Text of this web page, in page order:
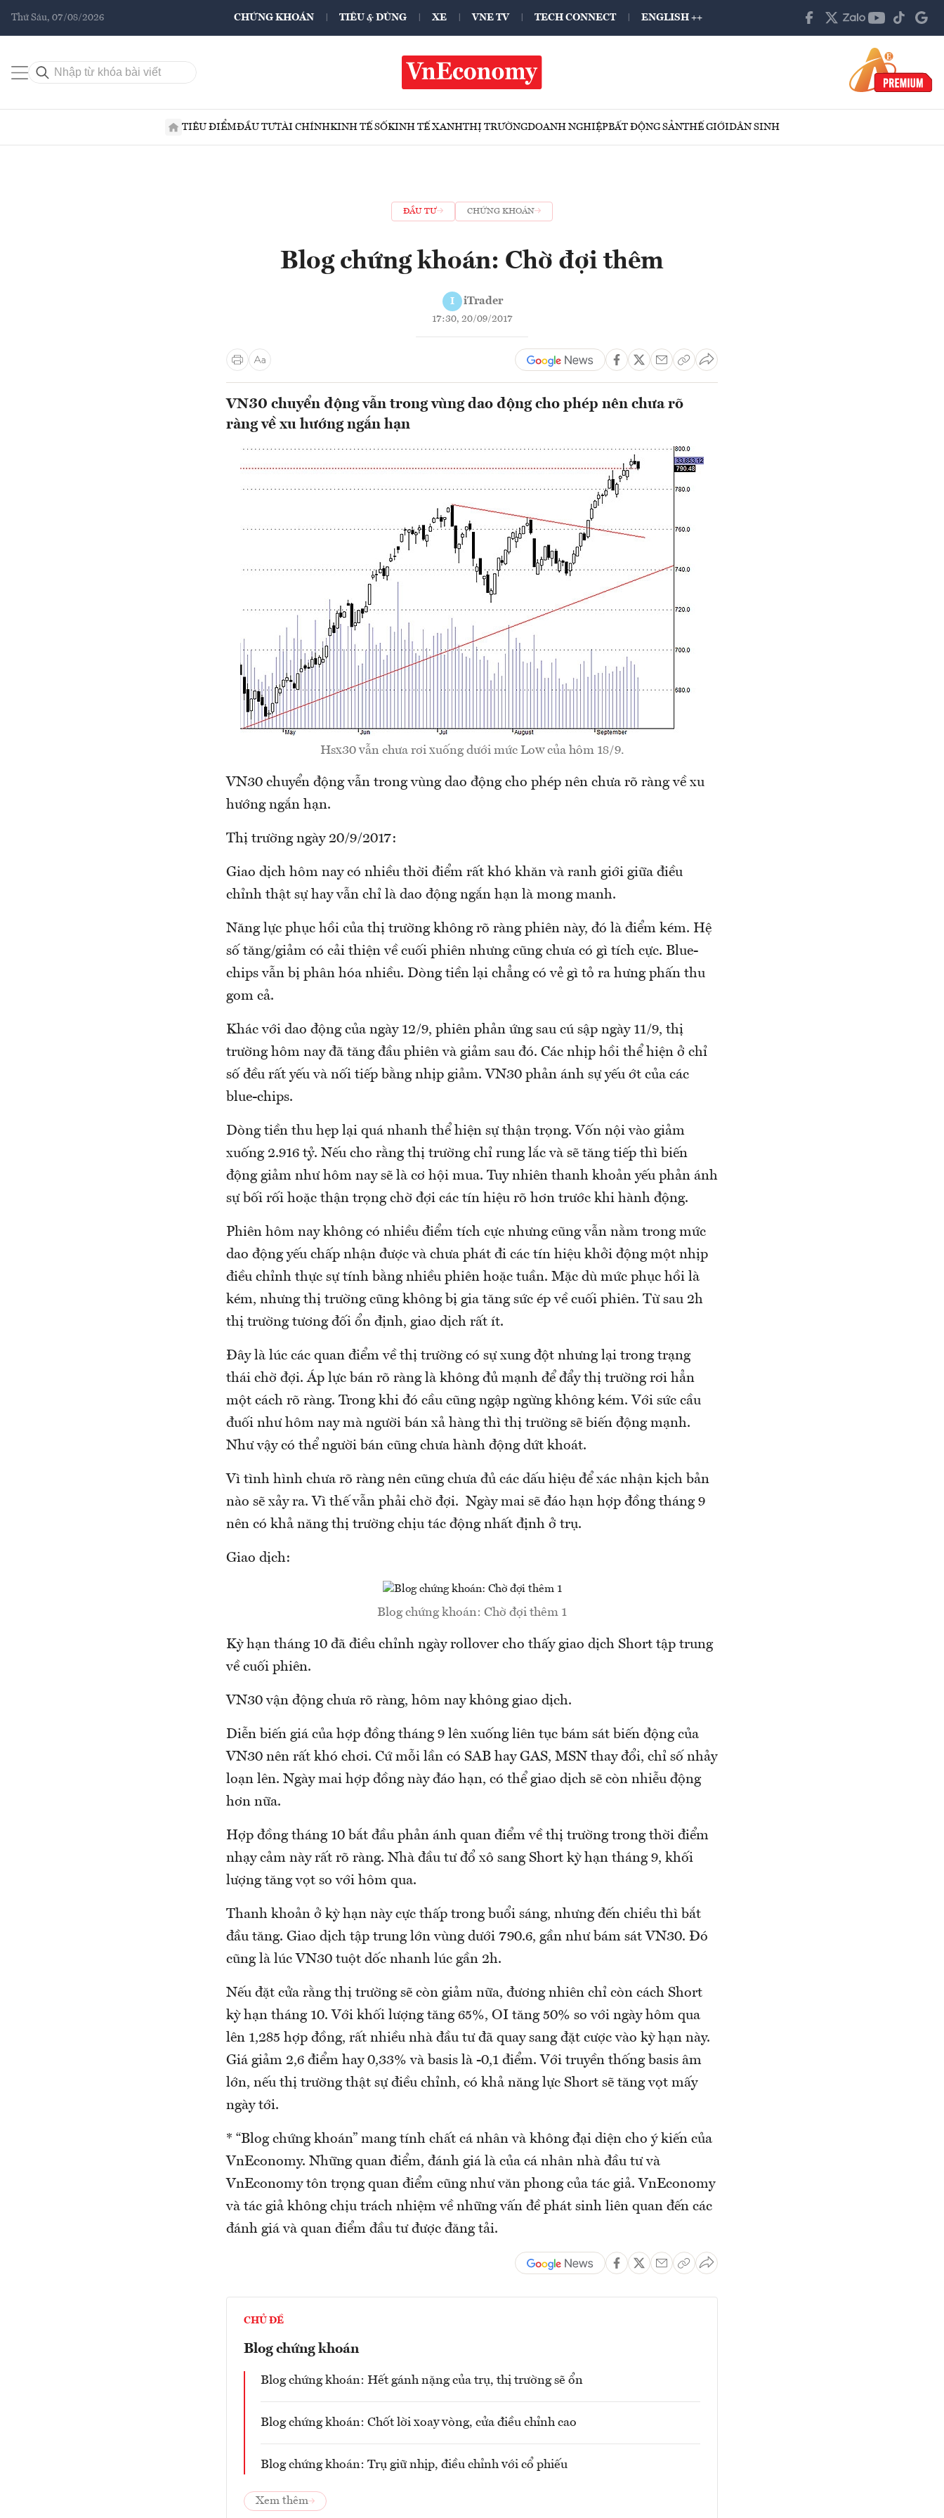
Thứ Sáu, 07/08/2026 CHỨNG KHOÁN TIÊU & DÙNG XE VNE TV TECH CONNECT ENGLISH ++
TIÊU ĐIỂMĐẦU TƯTÀI CHÍNHKINH TẾ SỐKINH TẾ XANHTHỊ TRƯỜNGDOANH NGHIỆPBẤT ĐỘNG SẢNTHẾ GIỚIDÂN SINH
ĐẦU TƯ CHỨNG KHOÁN
Blog chứng khoán: Chờ đợi thêm
I iTrader
17:30, 20/09/2017
VN30 chuyển động vẫn trong vùng dao động cho phép nên chưa rõ
ràng về xu hướng ngắn hạn
Hsx30 vẫn chưa rơi xuống dưới mức Low của hôm 18/9.
VN30 chuyển động vẫn trong vùng dao động cho phép nên chưa rõ ràng về xu
hướng ngắn hạn.
Thị trường ngày 20/9/2017:
Giao dịch hôm nay có nhiều thời điểm rất khó khăn và ranh giới giữa điều
chỉnh thật sự hay vẫn chỉ là dao động ngắn hạn là mong manh.
Năng lực phục hồi của thị trường không rõ ràng phiên này, đó là điểm kém. Hệ
số tăng/giảm có cải thiện về cuối phiên nhưng cũng chưa có gì tích cực. Blue-
chips vẫn bị phân hóa nhiều. Dòng tiền lại chẳng có vẻ gì tỏ ra hưng phấn thu
gom cả.
Khác với dao động của ngày 12/9, phiên phản ứng sau cú sập ngày 11/9, thị
trường hôm nay đã tăng đầu phiên và giảm sau đó. Các nhịp hồi thể hiện ở chỉ
số đều rất yếu và nối tiếp bằng nhịp giảm. VN30 phản ánh sự yếu ớt của các
blue-chips.
Dòng tiền thu hẹp lại quá nhanh thể hiện sự thận trọng. Vốn nội vào giảm
xuống 2.916 tỷ. Nếu cho rằng thị trường chỉ rung lắc và sẽ tăng tiếp thì biến
động giảm như hôm nay sẽ là cơ hội mua. Tuy nhiên thanh khoản yếu phản ánh
sự bối rối hoặc thận trọng chờ đợi các tín hiệu rõ hơn trước khi hành động.
Phiên hôm nay không có nhiều điểm tích cực nhưng cũng vẫn nằm trong mức
dao động yếu chấp nhận được và chưa phát đi các tín hiệu khởi động một nhịp
điều chỉnh thực sự tính bằng nhiều phiên hoặc tuần. Mặc dù mức phục hồi là
kém, nhưng thị trường cũng không bị gia tăng sức ép về cuối phiên. Từ sau 2h
thị trường tương đối ổn định, giao dịch rất ít.
Đây là lúc các quan điểm về thị trường có sự xung đột nhưng lại trong trạng
thái chờ đợi. Áp lực bán rõ ràng là không đủ mạnh để đẩy thị trường rơi hẳn
một cách rõ ràng. Trong khi đó cầu cũng ngập ngừng không kém. Với sức cầu
đuối như hôm nay mà người bán xả hàng thì thị trường sẽ biến động mạnh.
Như vậy có thể người bán cũng chưa hành động dứt khoát.
Vì tình hình chưa rõ ràng nên cũng chưa đủ các dấu hiệu để xác nhận kịch bản
nào sẽ xảy ra. Vì thế vẫn phải chờ đợi. Ngày mai sẽ đáo hạn hợp đồng tháng 9
nên có khả năng thị trường chịu tác động nhất định ở trụ.
Giao dịch:
Blog chứng khoán: Chờ đợi thêm 1
Kỳ hạn tháng 10 đã điều chỉnh ngày rollover cho thấy giao dịch Short tập trung
về cuối phiên.
VN30 vận động chưa rõ ràng, hôm nay không giao dịch.
Diễn biến giá của hợp đồng tháng 9 lên xuống liên tục bám sát biến động của
VN30 nên rất khó chơi. Cứ mỗi lần có SAB hay GAS, MSN thay đổi, chỉ số nhảy
loạn lên. Ngày mai hợp đồng này đáo hạn, có thể giao dịch sẽ còn nhiễu động
hơn nữa.
Hợp đồng tháng 10 bắt đầu phản ánh quan điểm về thị trường trong thời điểm
nhạy cảm này rất rõ ràng. Nhà đầu tư đổ xô sang Short kỳ hạn tháng 9, khối
lượng tăng vọt so với hôm qua.
Thanh khoản ở kỳ hạn này cực thấp trong buổi sáng, nhưng đến chiều thì bắt
đầu tăng. Giao dịch tập trung lớn vùng dưới 790.6, gần như bám sát VN30. Đó
cũng là lúc VN30 tuột dốc nhanh lúc gần 2h.
Nếu đặt cửa rằng thị trường sẽ còn giảm nữa, đương nhiên chỉ còn cách Short
kỳ hạn tháng 10. Với khối lượng tăng 65%, OI tăng 50% so với ngày hôm qua
lên 1,285 hợp đồng, rất nhiều nhà đầu tư đã quay sang đặt cược vào kỳ hạn này.
Giá giảm 2,6 điểm hay 0,33% và basis là -0,1 điểm. Với truyền thống basis âm
lớn, nếu thị trường thật sự điều chỉnh, có khả năng lực Short sẽ tăng vọt mấy
ngày tới.
* “Blog chứng khoán” mang tính chất cá nhân và không đại diện cho ý kiến của
VnEconomy. Những quan điểm, đánh giá là của cá nhân nhà đầu tư và
VnEconomy tôn trọng quan điểm cũng như văn phong của tác giả. VnEconomy
và tác giả không chịu trách nhiệm về những vấn đề phát sinh liên quan đến các
đánh giá và quan điểm đầu tư được đăng tải.
CHỦ ĐỀ
Blog chứng khoán
Blog chứng khoán: Hết gánh nặng của trụ, thị trường sẽ ổn
Blog chứng khoán: Chốt lời xoay vòng, cửa điều chỉnh cao
Blog chứng khoán: Trụ giữ nhịp, điều chỉnh với cổ phiếu
Xem thêm